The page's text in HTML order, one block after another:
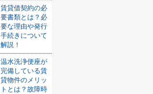
賃貸借契約の必
要書類とは？必
要な理由や発行
手続きについて
解説！
温水洗浄便座が
完備している賃
貸物件のメリッ
トとは？故障時